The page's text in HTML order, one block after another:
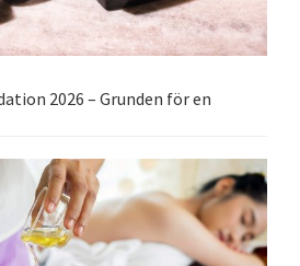
2026 – Grunden för en